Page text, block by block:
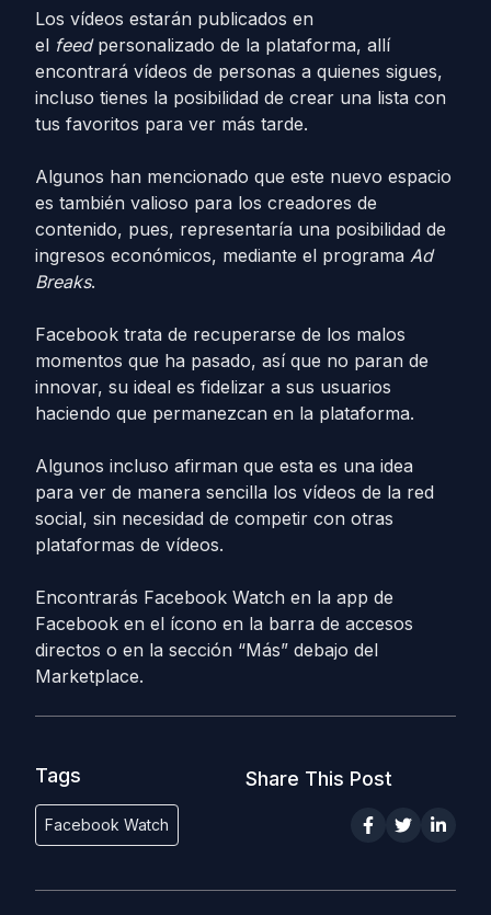
Los vídeos estarán publicados en
el feedpersonalizado de la plataforma, allí
encontrará vídeos de personas a quienes sigues,
incluso tienes la posibilidad de crear una lista con
tus favoritos para ver más tarde.
Algunos han mencionado que este nuevo espacio
es también valioso para los creadores de
contenido, pues, representaría una posibilidad de
ingresos económicos, mediante el programa Ad
Breaks.
Facebook trata de recuperarse de los malos
momentos que ha pasado, así que no paran de
innovar, su ideal es fidelizar a sus usuarios
haciendo que permanezcan en la plataforma.
Algunos incluso afirman que esta es una idea
para ver de manera sencilla los vídeos de la red
social, sin necesidad de competir con otras
plataformas de vídeos.
Encontrarás Facebook Watch en la app de
Facebook en el ícono en la barra de accesos
directos o en la sección “Más” debajo del
Marketplace.
Tags
Facebook Watch
Share This Post